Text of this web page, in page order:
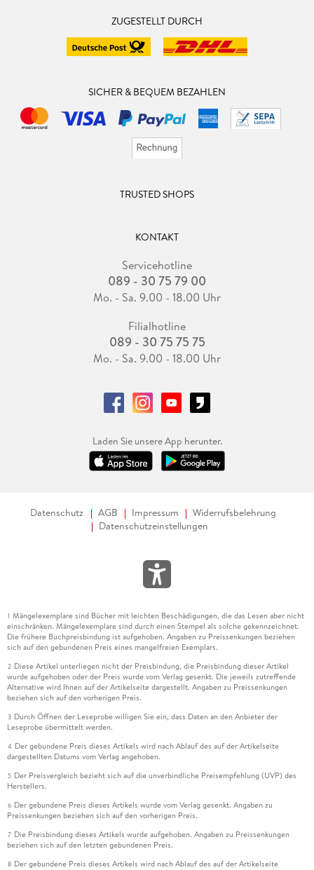
ZUGESTELLT DURCH
SICHER & BEQUEM BEZAHLEN
TRUSTED SHOPS
KONTAKT
Servicehotline
089 - 30 75 79 00
Mo. - Sa. 9.00 - 18.00 Uhr
Filialhotline
089 - 30 75 75 75
Mo. - Sa. 9.00 - 18.00 Uhr
Laden Sie unsere App herunter.
Datenschutz AGB Impressum
Widerrufsbelehrung
Datenschutzeinstellungen
1 Mängelexemplare sind Bücher mit leichten Beschädigungen, die das Lesen aber nicht
einschränken. Mängelexemplare sind durch einen Stempel als solche gekennzeichnet.
Die frühere Buchpreisbindung ist aufgehoben. Angaben zu Preissenkungen beziehen
sich auf den gebundenen Preis eines mangelfreien Exemplars.
2 Diese Artikel unterliegen nicht der Preisbindung, die Preisbindung dieser Artikel
wurde aufgehoben oder der Preis wurde vom Verlag gesenkt. Die jeweils zutreffende
Alternative wird Ihnen auf der Artikelseite dargestellt. Angaben zu Preissenkungen
beziehen sich auf den vorherigen Preis.
3 Durch Öffnen der Leseprobe willigen Sie ein, dass Daten an den Anbieter der
Leseprobe übermittelt werden.
4 Der gebundene Preis dieses Artikels wird nach Ablauf des auf der Artikelseite
dargestellten Datums vom Verlag angehoben.
5 Der Preisvergleich bezieht sich auf die unverbindliche Preisempfehlung (UVP) des
Herstellers.
6 Der gebundene Preis dieses Artikels wurde vom Verlag gesenkt. Angaben zu
Preissenkungen beziehen sich auf den vorherigen Preis.
7 Die Preisbindung dieses Artikels wurde aufgehoben. Angaben zu Preissenkungen
beziehen sich auf den letzten gebundenen Preis.
8 Der gebundene Preis dieses Artikels wird nach Ablauf des auf der Artikelseite